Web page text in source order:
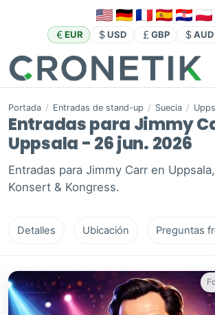
EUR USD GBP AUD
Portada / Entradas de stand-up / Suecia /
Entradas para Jimmy
Uppsala - 26 jun. 2026
Entradas para Jimmy Carr en
Konsert & Kongress.
Detalles Ubicación Preguntas